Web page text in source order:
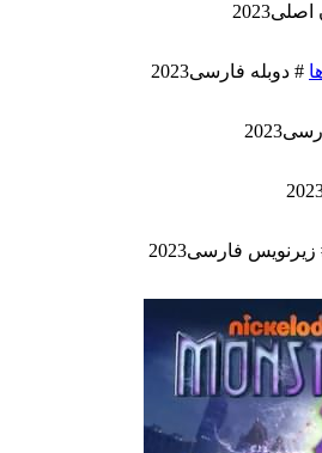
اصلی2023
# دوبله فارسی2023
2023
زیرنویس فارسی2023